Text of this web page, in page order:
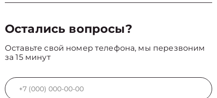
Остались вопросы?
Оставьте свой номер телефона, мы перезвоним
за 15 минут